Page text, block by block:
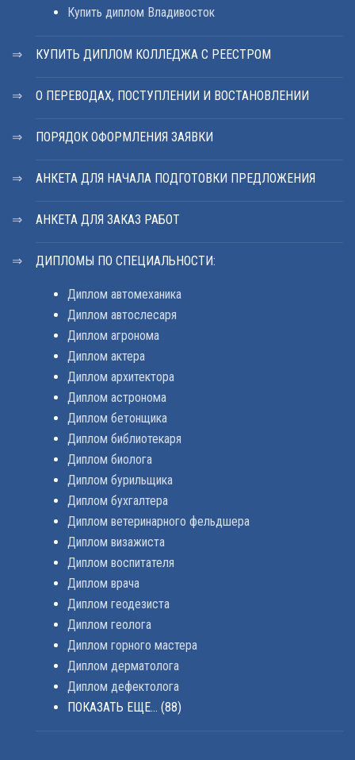
Купить диплом Владивосток
КУПИТЬ ДИПЛОМ КОЛЛЕДЖА С РЕЕСТРОМ
О ПЕРЕВОДАХ, ПОСТУПЛЕНИИ И ВОСТАНОВЛЕНИИ
ПОРЯДОК ОФОРМЛЕНИЯ ЗАЯВКИ
АНКЕТА ДЛЯ НАЧАЛА ПОДГОТОВКИ ПРЕДЛОЖЕНИЯ
АНКЕТА ДЛЯ ЗАКАЗ РАБОТ
ДИПЛОМЫ ПО СПЕЦИАЛЬНОСТИ:
Диплом автомеханика
Диплом автослесаря
Диплом агронома
Диплом актера
Диплом архитектора
Диплом астронома
Диплом бетонщика
Диплом библиотекаря
Диплом биолога
Диплом бурильщика
Диплом бухгалтера
Диплом ветеринарного фельдшера
Диплом визажиста
Диплом воспитателя
Диплом врача
Диплом геодезиста
Диплом геолога
Диплом горного мастера
Диплом дерматолога
Диплом дефектолога
ПОКАЗАТЬ ЕЩЕ... (88)